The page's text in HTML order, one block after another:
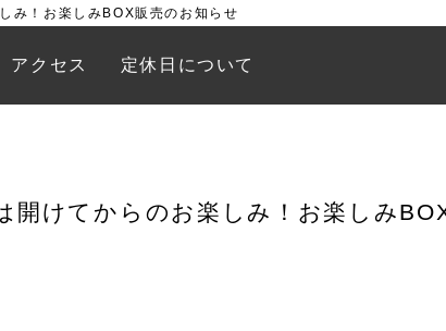
み！お楽しみBOX販売のお知らせ
アクセス 定休日について
開けてからのお楽しみ！お楽しみ